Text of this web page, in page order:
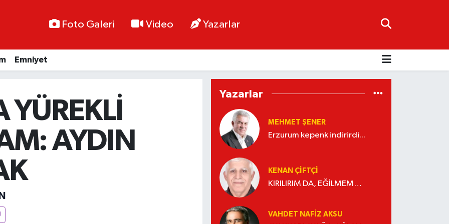
Foto Galeri Video Yazarlar
Emniyet
YÜREKLİ
AYDIN
Yazarlar
MEHMET ŞENER
Erzurum kepenk indirirdi...
KENAN ÇİFTÇİ
KIRILIRIM DA, EĞİLMEM…
VAHDET NAFIZ AKSU